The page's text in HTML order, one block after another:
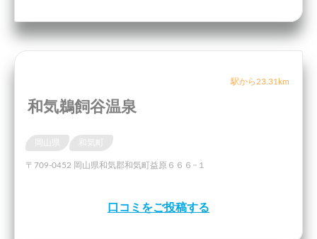
駅から23.31km
和気鵜飼谷温泉
和気町
〒709-0452 岡山県和気郡和気町益原６６６−１
口コミをご投稿する